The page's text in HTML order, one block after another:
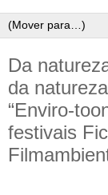
Da
da
“Enviro-
festivais